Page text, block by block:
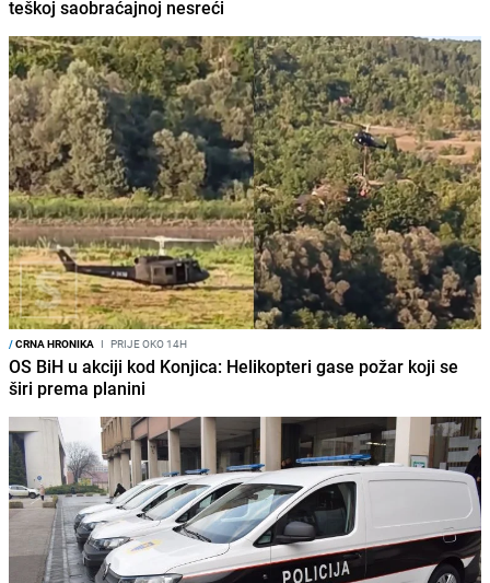
teškoj saobraćajnoj nesreći
/CRNA HRONIKA I PRIJE OKO 14H
OS BiH u akciji kod Konjica: Helikopteri gase požar koji se
širi prema planini